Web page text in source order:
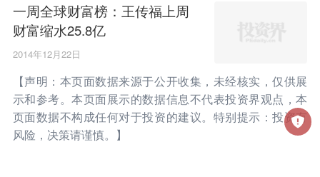
一周全球财富榜：王传福上周
财富缩水25.8亿
2014年12月22日
【声明：本页面数据来源于公开收集，未经核实，仅供展
示和参考。本页面展示的数据信息不代表投资界观点，本
页面数据不构成任何对于投资的建议。特别提示：投资有
风险，决策请谨慎。】